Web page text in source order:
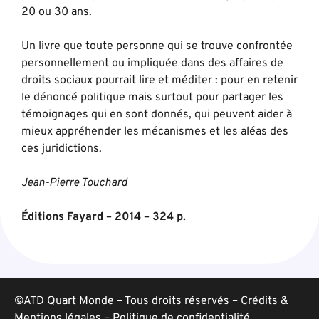
20 ou 30 ans.
Un livre que toute personne qui se trouve confrontée
personnellement ou impliquée dans des affaires de
droits sociaux pourrait lire et méditer : pour en retenir
le dénoncé politique mais surtout pour partager les
témoignages qui en sont donnés, qui peuvent aider à
mieux appréhender les mécanismes et les aléas des
ces juridictions.
Jean-Pierre Touchard
Éditions Fayard – 2014 – 324 p.
©ATD Quart Monde – Tous droits réservés – Crédits &